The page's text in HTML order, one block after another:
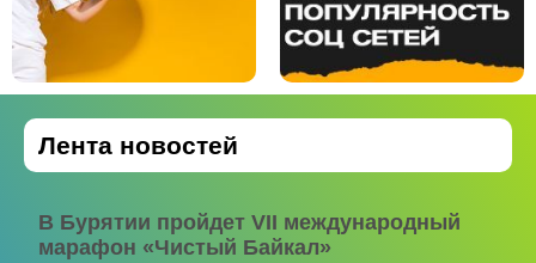
Лента новостей
В Бурятии пройдет VII международный
марафон «Чистый Байкал»